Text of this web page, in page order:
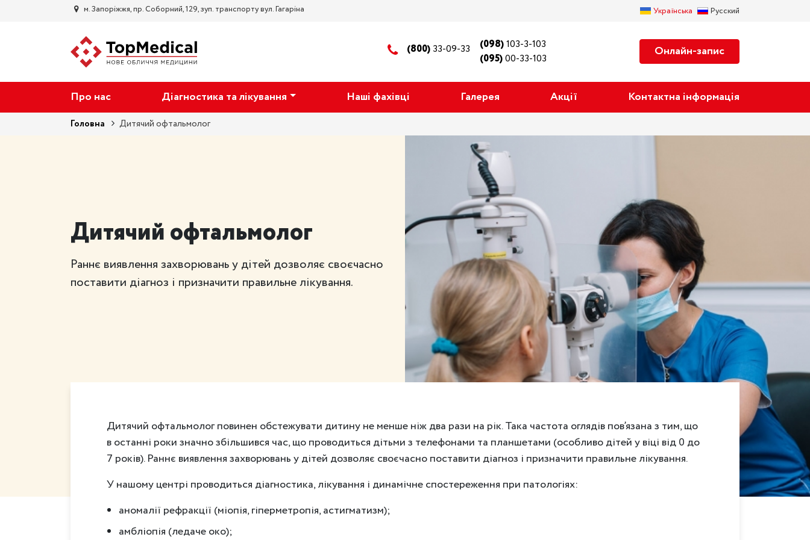
м. Запорiжжя, пр. Соборний, 129, зуп. транспорту вул. Гагаріна Українська Русский
(800)33-09-33 (098)103-3-103
(095)00-33-103 Онлайн-запис
Про нас Діагностика та лікування Наші фахівці Галерея Акції Контактна інформація
Головна Дитячий офтальмолог
Дитячий офтальмолог
Раннє виявлення захворювань у дітей дозволяє своєчасно
поставити діагноз і призначити правильне лікування.
Дитячий офтальмолог повинен обстежувати дитину не менше ніж два рази на рік. Така частота оглядів пов’язана з тим, що
в останні роки значно збільшився час, що проводиться дітьми з телефонами та планшетами (особливо дітей у віці від 0 до
7 років). Раннє виявлення захворювань у дітей дозволяє своєчасно поставити діагноз і призначити правильне лікування.
У нашому центрі проводиться діагностика, лікування і динамічне спостереження при патологіях:
аномалії рефракції (міопія, гіперметропія, астигматизм);
амбліопія (ледаче око);